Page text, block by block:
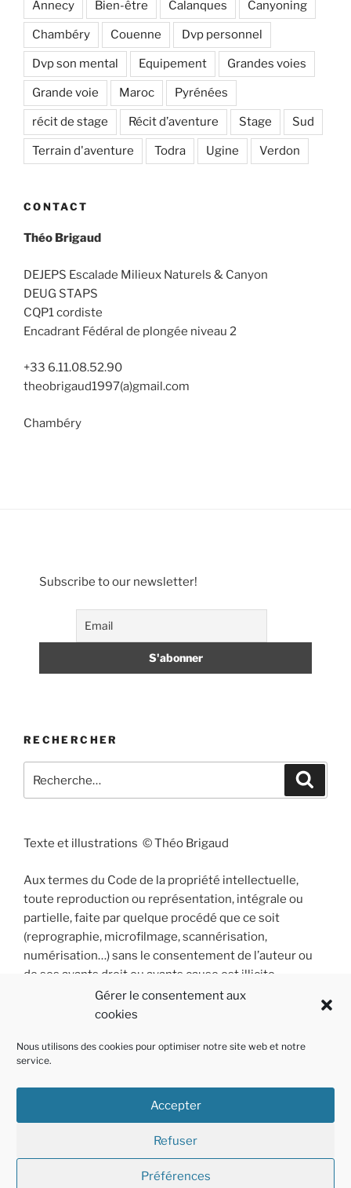
Gérer le consentement aux
cookies
Nous utilisons des cookies pour optimiser notre site web et notre
service.
Accepter
Refuser
Préférences
Annecy Bien-être Calanques Canyoning
Chambéry Couenne Dvp personnel
Dvp son mental Equipement Grandes voies
Grande voie Maroc Pyrénées
récit de stage Récit d’aventure Stage Sud
Terrain d'aventure Todra Ugine Verdon
CONTACT
Théo Brigaud
DEJEPS Escalade Milieux Naturels & Canyon
DEUG STAPS
CQP1 cordiste
Encadrant Fédéral de plongée niveau 2
+33 6.11.08.52.90
theobrigaud1997(a)gmail.com
Chambéry
Subscribe to our newsletter!
RECHERCHER
pour
Texte et illustrations © Théo Brigaud
Aux termes du Code de la propriété intellectuelle,
toute reproduction ou représentation, intégrale ou
partielle, faite par quelque procédé que ce soit
(reprographie, microfilmage, scannérisation,
numérisation…) sans le consentement de l’auteur ou
de ses ayants droit ou ayants cause est illicite
et constitue une contrefaçon sanctionnée par les
articles L 335-2 et suivants du Code de la propriété
InstagramFacebook
E-
Fièrement propulsé par WordPress